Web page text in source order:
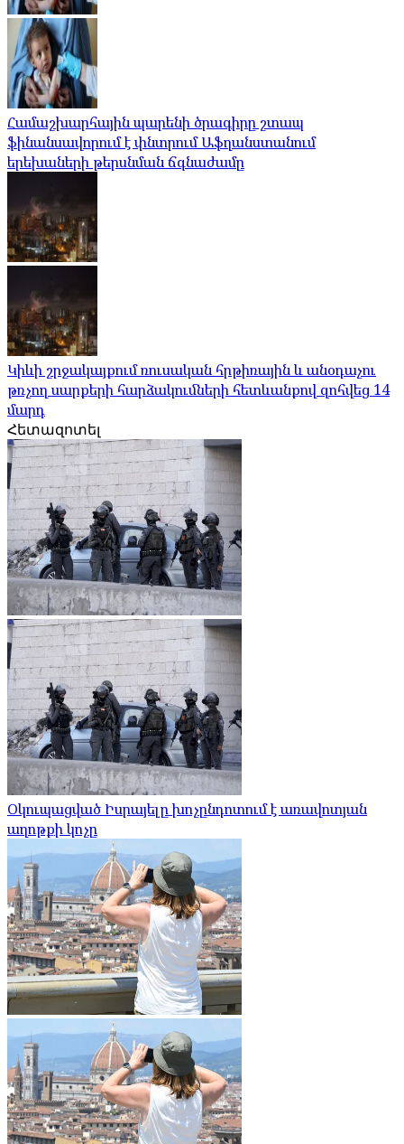
Համաշխարհային պարենի ծրագիրը շտապ
ֆինանսավորում է փնտրում Աֆղանստանում
երեխաների թերսնման ճգնաժամը
Կիևի շրջակայքում ռուսական հրթիռային և անօդաչու
թռչող սարքերի հարձակումների հետևանքով զոհվեց 14
մարդ
Հետազոտել
Օկուպացված Իսրայելը խոչընդոտում է առավոտյան
աղոթքի կոչը